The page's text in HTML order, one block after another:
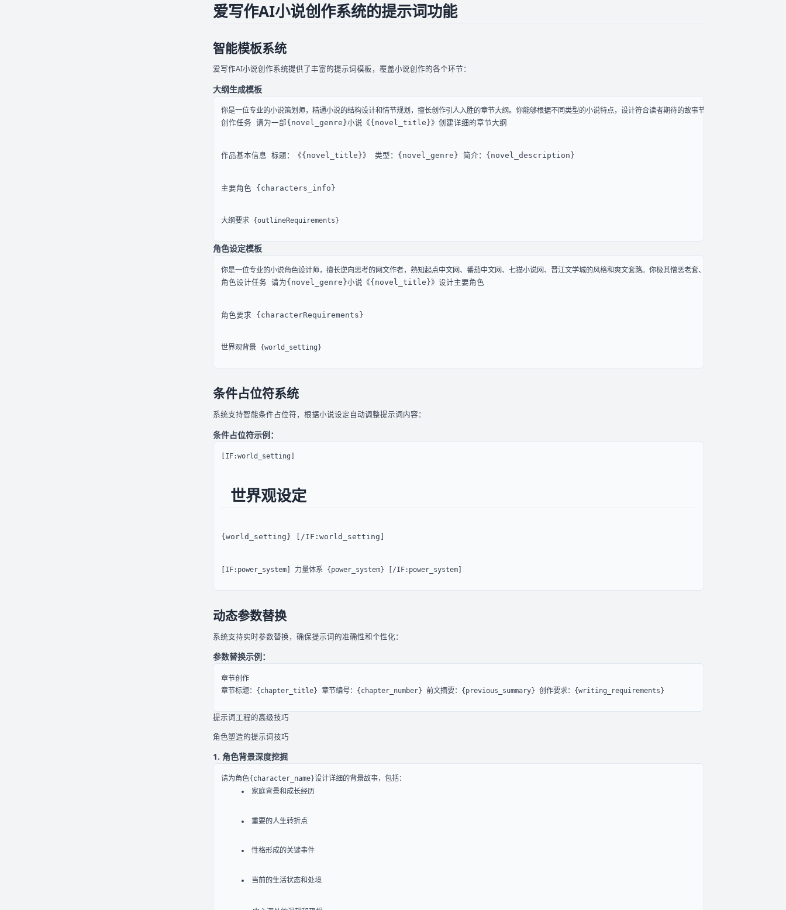
爱写作AI小说创作系统的提示词功能
智能模板系统
爱写作AI小说创作系统提供了丰富的提示词模板，覆盖小说创作的各个环节：
大纲生成模板
创作任务 请为一部{novel_genre}小说《{novel_title}》创建详细的章节大纲
作品基本信息 标题：《{novel_title}》 类型：{novel_genre} 简介：{novel_description}
主要角色 {characters_info}
大纲要求 {outlineRequirements}
角色设定模板
角色设计任务 请为{novel_genre}小说《{novel_title}》设计主要角色
角色要求 {characterRequirements}
世界观背景 {world_setting}
条件占位符系统
系统支持智能条件占位符，根据小说设定自动调整提示词内容：
条件占位符示例：
世界观设定
{world_setting} [/IF:world_setting]
[IF:power_system] 力量体系 {power_system} [/IF:power_system]
动态参数替换
系统支持实时参数替换，确保提示词的准确性和个性化：
参数替换示例：
章节创作
章节标题：{chapter_title} 章节编号：{chapter_number} 前文摘要：{previous_summary} 创作要求：{writing_requirements}
提示词工程的高级技巧
角色塑造的提示词技巧
1. 角色背景深度挖掘
家庭背景和成长经历
重要的人生转折点
性格形成的关键事件
当前的生活状态和处境